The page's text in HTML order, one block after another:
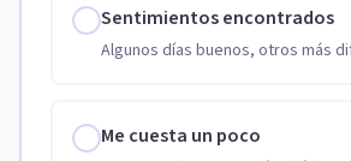
Sentimientos encontrados
Algunos días buenos, otros más
Me cuesta un poco